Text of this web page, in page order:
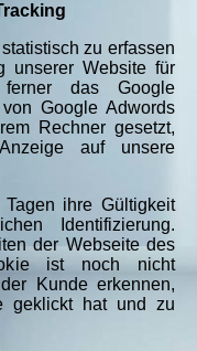
zu erfassen
unserer Website für
das Google
Google Adwords
Rechner gesetzt,
auf unsere
ihre Gültigkeit
Identifizierung.
der Webseite des
ist noch nicht
Kunde erkennen,
geklickt hat und zu